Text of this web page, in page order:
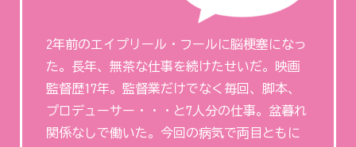
2年前のエイプリール・フールに脳梗塞になっ
た。長年、無茶な仕事を続けたせいだ。映画
監督歴17年。監督業だけでなく毎回、脚本、
プロデューサー・・・と7人分の仕事。盆暮れ
関係なしで働いた。今回の病気で両目ともに